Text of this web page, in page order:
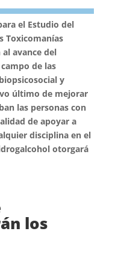
el Estudio del
Toxicomanías
avance del
de las
y
último de mejorar
las personas con
de apoyar a
disciplina en el
otorgará
los